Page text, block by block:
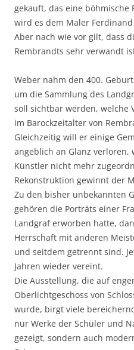
gekauft, das eine böhmische
wird es dem Maler
Aber nach wie vor gilt, dass
Rembrandts sehr verwandt
Weber nahm den 400.
um die Sammlung des
soll sichtbar werden, welche
im Barockzeitalter von
Gleichzeitig will er einige
angeblich an Glanz verloren,
Künstler nicht mehr
Rekonstruktion gewinnt der
Zu den bisher unbekannten
gehören die Porträts einer
Landgraf erworben hatte,
Herrschaft mit anderen
und seitdem getrennt sind.
Jahren wieder vereint.
Die Ausstellung, die auf
Oberlichtgeschoss von
wurde, birgt viele
nur Werke der Schüler und
gezeigt, sondern auch